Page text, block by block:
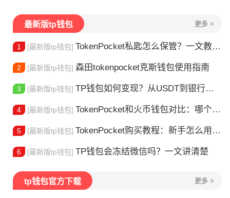
最新版tp钱包 更多 >
1 [最新版tp钱包] TokenPocket私匙怎么保管？一文教你守住钱包资产
2 [最新版tp钱包] 森田tokenpocket克斯钱包使用指南
3 [最新版tp钱包] TP钱包如何变现？从USDT到银行卡的完整攻略
4 [最新版tp钱包] TokenPocket和火币钱包对比：哪个更适合你？
5 [最新版tp钱包] TokenPocket购买教程：新手怎么用TP钱包买币
6 [最新版tp钱包] TP钱包会冻结微信吗？一文讲清楚
tp钱包官方下载 更多 >